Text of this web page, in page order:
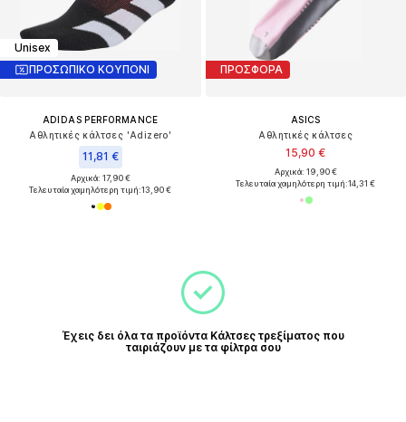
Unisex
ΠΡΟΣΩΠΙΚΟ ΚΟΥΠΟΝΙ
ADIDAS PERFORMANCE
Αθλητικές κάλτσες 'Adizero'
11,81 €
Αρχικά: 17,90 €
Τελευταία χαμηλότερη τιμή:13,90 €
ΠΡΟΣΦΟΡΑ
ASICS
Αθλητικές κάλτσες
15,90 €
Αρχικά: 19,90 €
Τελευταία χαμηλότερη τιμή:14,31 €
Έχεις δει όλα τα προϊόντα Κάλτσες τρεξίματος που
ταιριάζουν με τα φίλτρα σου